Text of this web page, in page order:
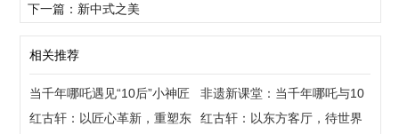
下一篇：新中式之美
相关推荐
当千年哪吒遇见“10后”小神匠
非遗新课堂：当千年哪吒与10
后，共创“国潮”
红古轩：以匠心革新，重塑东
红古轩：以东方客厅，待世界